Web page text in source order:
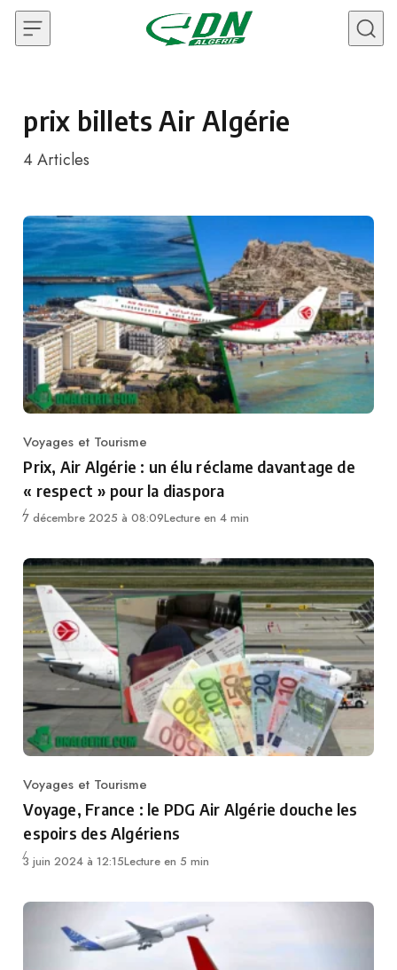
Skip to content
prix billets Air Algérie
4 Articles
Category
Voyages et Tourisme
Prix, Air Algérie : un élu réclame davantage de
« respect » pour la diaspora
7 décembre 2025 à 08:09Lecture en 4 min
Category
Voyages et Tourisme
Voyage, France : le PDG Air Algérie douche les
espoirs des Algériens
3 juin 2024 à 12:15Lecture en 5 min